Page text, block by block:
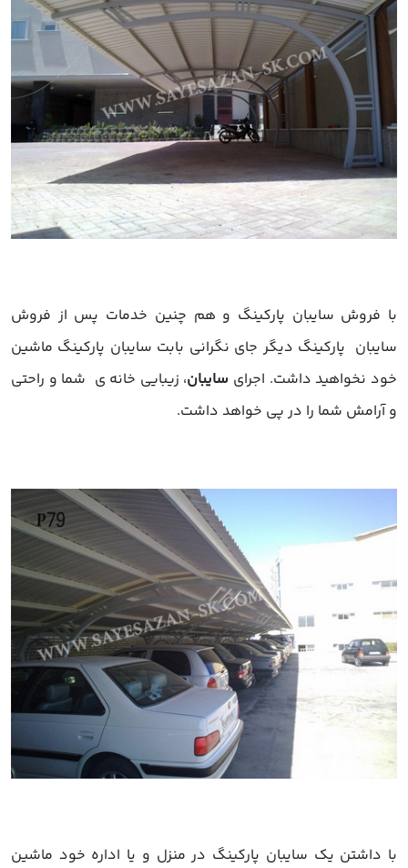
فروش سایبان پارکینگ و هم چنین خدمات پس از فروش
پارکینگ دیگر جای نگرانی بابت سایبان پارکینگ ماشین
نخواهید داشت. اجرایسایبان، زیبایی خانه ی شما و راحتی
آرامش شما را در پی خواهد داشت.
داشتن یک سایبان پارکینگ در منزل و یا اداره خود ماشین